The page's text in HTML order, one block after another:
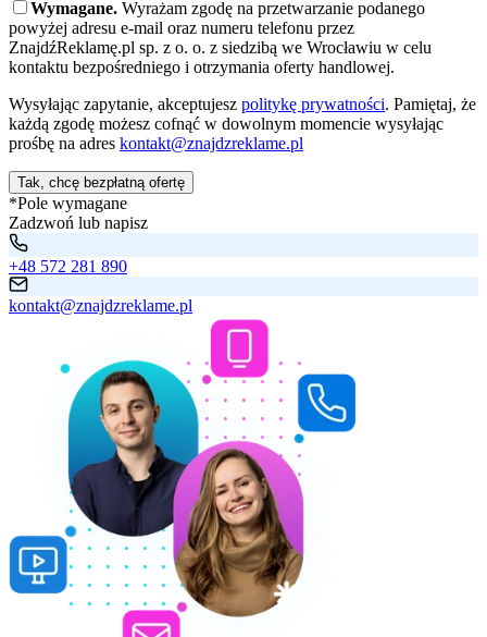
Wymagane. Wyrażam zgodę na przetwarzanie podanego
powyżej adresu e-mail oraz numeru telefonu przez
ZnajdźReklamę.pl sp. z o. o. z siedzibą we Wrocławiu w celu
kontaktu bezpośredniego i otrzymania oferty handlowej.
Wysyłając zapytanie, akceptujesz politykę prywatności. Pamiętaj, że
każdą zgodę możesz cofnąć w dowolnym momencie wysyłając
prośbę na adres kontakt@znajdzreklame.pl
Tak, chcę bezpłatną ofertę
*Pole wymagane
Zadzwoń lub napisz
+48 572 281 890
kontakt@znajdzreklame.pl